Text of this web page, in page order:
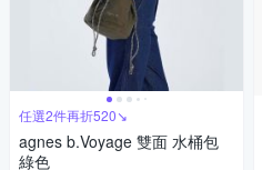
任選2件再折520↘
agnes b.Voyage 雙面 水桶包
綠色